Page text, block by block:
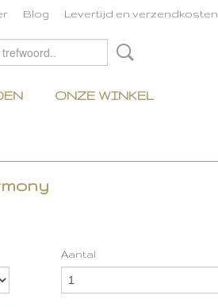
Blog Levertijd en verzendkosten
ONZE WINKEL
Aantal